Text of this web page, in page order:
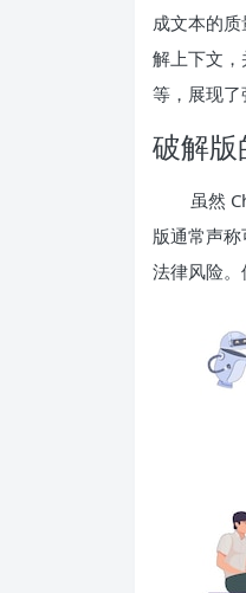
成文本的
解上下文
等，展现了
破解版
虽然
版通常声
法律风险。